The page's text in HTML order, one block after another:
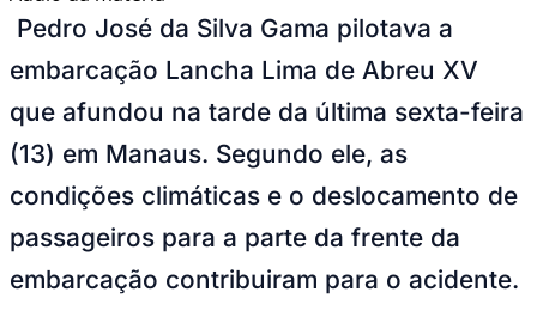
Pedro José da Silva Gama pilotava a
embarcação Lancha Lima de Abreu XV
que afundou na tarde da última sexta-feira
(13) em Manaus. Segundo ele, as
condições climáticas e o deslocamento de
passageiros para a parte da frente da
embarcação contribuiram para o acidente.